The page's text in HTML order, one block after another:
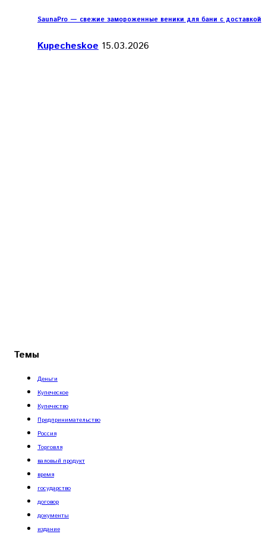
SaunaPro — свежие замороженные веники для бани с доставкой
Kupecheskoe 15.03.2026
Темы
Деньги
Купеческое
Купечество
Предпринимательство
Россия
Торговля
валовый продукт
время
государство
договор
документы
издание